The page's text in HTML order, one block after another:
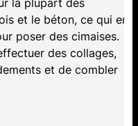
la plupart des
et le béton, ce qui en
poser des cimaises.
des collages,
et de combler